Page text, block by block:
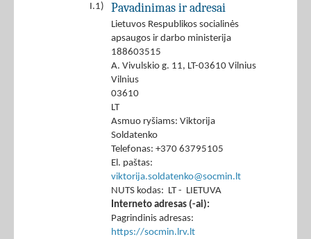
I.1) Pavadinimas ir adresai
Lietuvos Respublikos socialinės
apsaugos ir darbo ministerija
188603515
A. Vivulskio g. 11, LT-03610 Vilnius
Vilnius
03610
LT
Asmuo ryšiams: Viktorija
Soldatenko
Telefonas: +370 63795105
El. paštas:
viktorija.soldatenko@socmin.lt
NUTS kodas: LT - LIETUVA
Interneto adresas (-ai):
Pagrindinis adresas:
https://socmin.lrv.lt